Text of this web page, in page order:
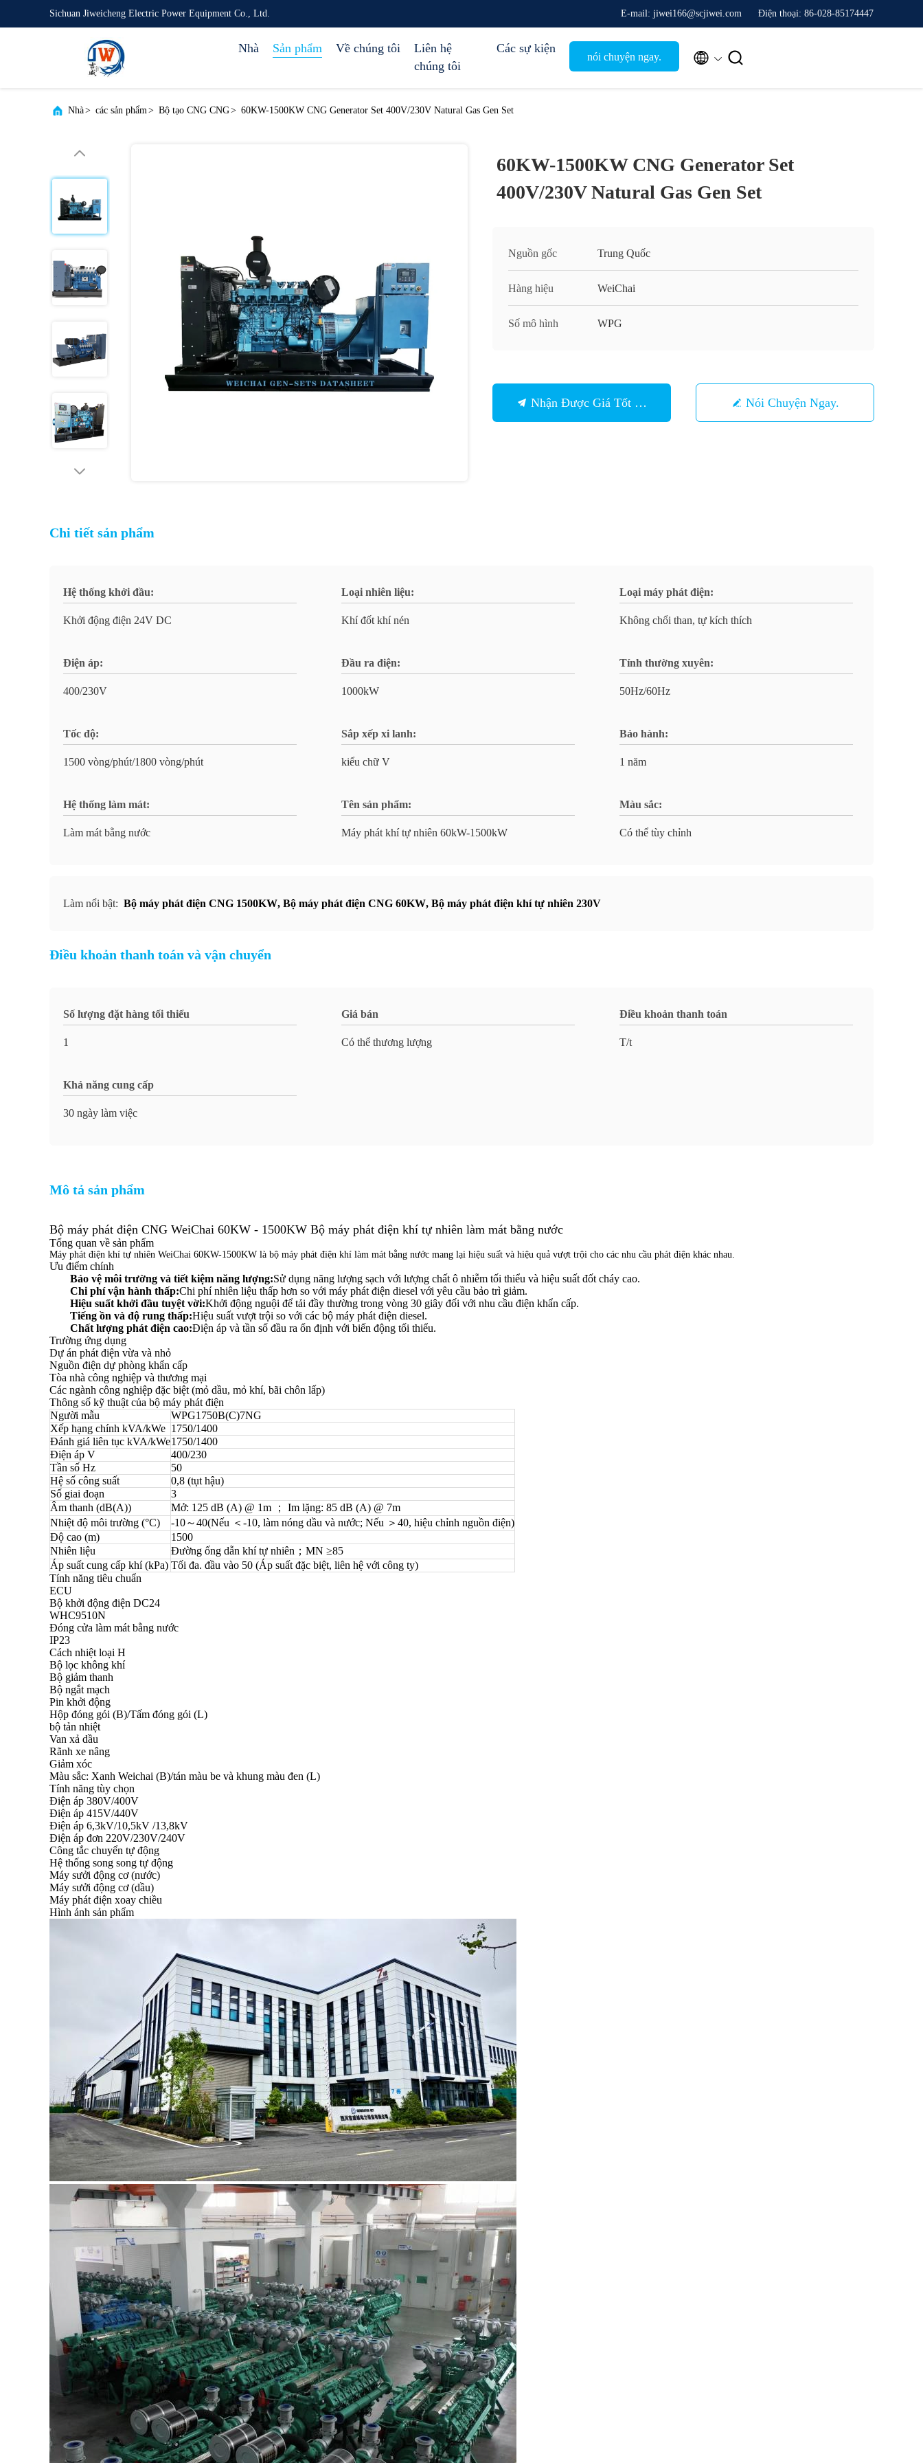
Sichuan Jiweicheng Electric Power Equipment Co., Ltd. E-mail: jiwei166@scjiwei.com Điện thoại: 86-028-85174447
Nhà Sản phẩm Về chúng tôi
Liên hệ
chúng tôi
Các sự kiện
nói chuyện ngay.  
Nhà> các sản phẩm> Bộ tạo CNG CNG> 60KW-1500KW CNG Generator Set 400V/230V Natural Gas Gen Set
60KW-1500KW CNG Generator Set
400V/230V Natural Gas Gen Set
Nguồn gốc Trung Quốc
Hàng hiệu WeiChai
Số mô hình WPG
Nhận Được Giá Tốt Nhất Nói Chuyện Ngay.
Chi tiết sản phẩm
Hệ thống khởi đầu:
Khởi động điện 24V DC
Loại nhiên liệu:
Khí đốt khí nén
Loại máy phát điện:
Không chổi than, tự kích thích
Điện áp:
400/230V
Đầu ra điện:
1000kW
Tính thường xuyên:
50Hz/60Hz
Tốc độ:
1500 vòng/phút/1800 vòng/phút
Sắp xếp xi lanh:
kiểu chữ V
Bảo hành:
1 năm
Hệ thống làm mát:
Làm mát bằng nước
Tên sản phẩm:
Máy phát khí tự nhiên 60kW-1500kW
Màu sắc:
Có thể tùy chỉnh
Làm nổi bật: Bộ máy phát điện CNG 1500KW, Bộ máy phát điện CNG 60KW, Bộ máy phát điện khí tự nhiên 230V
Điều khoản thanh toán và vận chuyển
Số lượng đặt hàng tối thiểu
1
Giá bán
Có thể thương lượng
Điều khoản thanh toán
T/t
Khả năng cung cấp
30 ngày làm việc
Mô tả sản phẩm
Bộ máy phát điện CNG WeiChai 60KW - 1500KW Bộ máy phát điện khí tự nhiên làm mát bằng nước
Tổng quan về sản phẩm
Máy phát điện khí tự nhiên WeiChai 60KW-1500KW là bộ máy phát điện khí làm mát bằng nước mang lại hiệu suất và hiệu quả vượt trội cho các nhu cầu phát điện khác nhau.
Ưu điểm chính
Bảo vệ môi trường và tiết kiệm năng lượng:Sử dụng năng lượng sạch với lượng chất ô nhiễm tối thiểu và hiệu suất đốt cháy cao.
Chi phí vận hành thấp:Chi phí nhiên liệu thấp hơn so với máy phát điện diesel với yêu cầu bảo trì giảm.
Hiệu suất khởi đầu tuyệt vời:Khởi động nguội để tải đầy thường trong vòng 30 giây đối với nhu cầu điện khẩn cấp.
Tiếng ồn và độ rung thấp:Hiệu suất vượt trội so với các bộ máy phát điện diesel.
Chất lượng phát điện cao:Điện áp và tần số đầu ra ổn định với biến động tối thiểu.
Trường ứng dụng
Dự án phát điện vừa và nhỏ
Nguồn điện dự phòng khẩn cấp
Tòa nhà công nghiệp và thương mại
Các ngành công nghiệp đặc biệt (mỏ dầu, mỏ khí, bãi chôn lấp)
Thông số kỹ thuật của bộ máy phát điện
Người mẫu
WPG1750B(C)7NG
Xếp hạng chính kVA/kWe 1750/1400
Đánh giá liên tục kVA/kWe1750/1400
Điện áp V
400/230
Tần số Hz
50
Hệ số công suất
0,8 (tụt hậu)
Số giai đoạn
3
Âm thanh (dB(A))
Mở: 125 dB (A) @ 1m ； Im lặng: 85 dB (A) @ 7m
Nhiệt độ môi trường (°C)
-10～40(Nếu ＜-10, làm nóng dầu và nước; Nếu ＞40, hiệu chỉnh nguồn điện)
Độ cao (m)
1500
Nhiên liệu
Đường ống dẫn khí tự nhiên；MN ≥85
Áp suất cung cấp khí (kPa) Tối đa. đầu vào 50 (Áp suất đặc biệt, liên hệ với công ty)
Tính năng tiêu chuẩn
ECU
Bộ khởi động điện DC24
WHC9510N
Đóng cửa làm mát bằng nước
IP23
Cách nhiệt loại H
Bộ lọc không khí
Bộ giảm thanh
Bộ ngắt mạch
Pin khởi động
Hộp đóng gói (B)/Tấm đóng gói (L)
bộ tản nhiệt
Van xả dầu
Rãnh xe nâng
Giảm xóc
Màu sắc: Xanh Weichai (B)/tán màu be và khung màu đen (L)
Tính năng tùy chọn
Điện áp 380V/400V
Điện áp 415V/440V
Điện áp 6,3kV/10,5kV /13,8kV
Điện áp đơn 220V/230V/240V
Công tắc chuyển tự động
Hệ thống song song tự động
Máy sưởi động cơ (nước)
Máy sưởi động cơ (dầu)
Máy phát điện xoay chiều
Hình ảnh sản phẩm